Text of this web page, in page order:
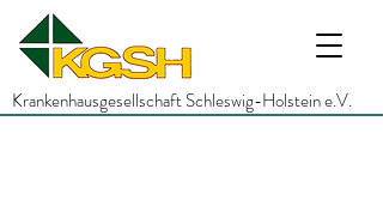
Krankenhausgesellschaft Schleswig-Holstein e.V.